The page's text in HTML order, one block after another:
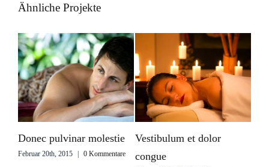
Ähnliche Projekte
Vestibulum et dolor
congue
Donec pulvinar molestie
Februar 20th, 2015